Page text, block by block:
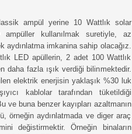
ampül yerine 10 Wattlık solar
ampüller kullanılmak suretiyle, az
aydınlatma imkanina sahip olacağız.
LED apüllerin, 2 adet 100 Wattlık
daha fazla ışık verdiği bilinmektedir.
elektrik enerjisin yaklaşık %30 luk
kablolar tarafından tüketildiği
ve buna benzer kayıpları azaltmanın
örneğin aydınlatmada ve diger araç
değistirmektir. Örneğin binaların